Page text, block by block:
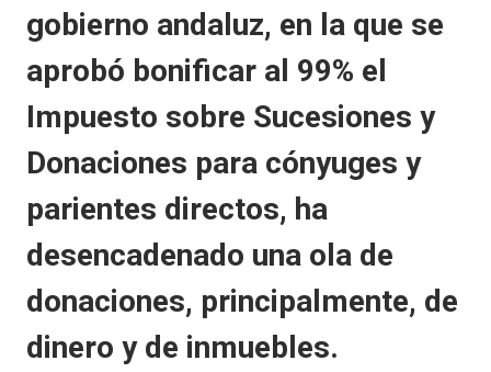
gobierno andaluz, en la que se
aprobó bonificar al 99% el
Impuesto sobre Sucesiones y
Donaciones para cónyuges y
parientes directos, ha
desencadenado una ola de
donaciones, principalmente, de
dinero y de inmuebles.